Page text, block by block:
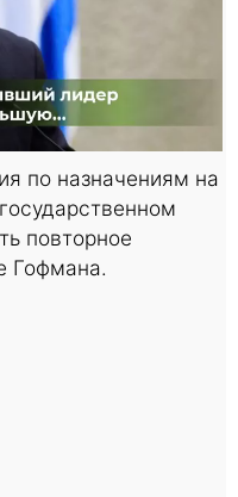
по назначениям на
повторное
Гофмана.